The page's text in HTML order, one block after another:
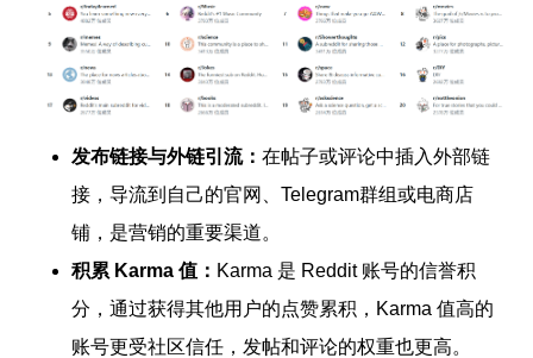
发布链接与外链引流： 在帖子或评论中插入外部链
接，导流到自己的官网、Telegram群组或电商店
铺，是营销的重要渠道。
积累 Karma 值： Karma 是 Reddit 账号的信誉积
分，通过获得其他用户的点赞累积，Karma 值高的
账号更受社区信任，发帖和评论的权重也更高。